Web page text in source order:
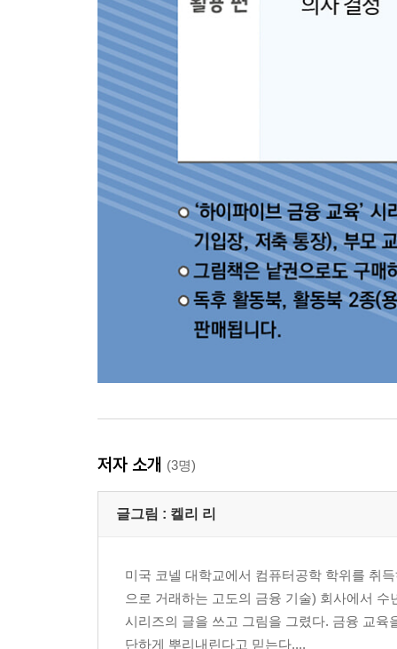
저자 소개 (3명)
글그림 : 켈리 리
미국 코넬 대학교에서 컴퓨터공학 학위를 취
으로 거래하는 고도의 금융 기술) 회사에서
시리즈의 글을 쓰고 그림을 그렸다. 금융 교
단하게 뿌리내린다고 믿는다....